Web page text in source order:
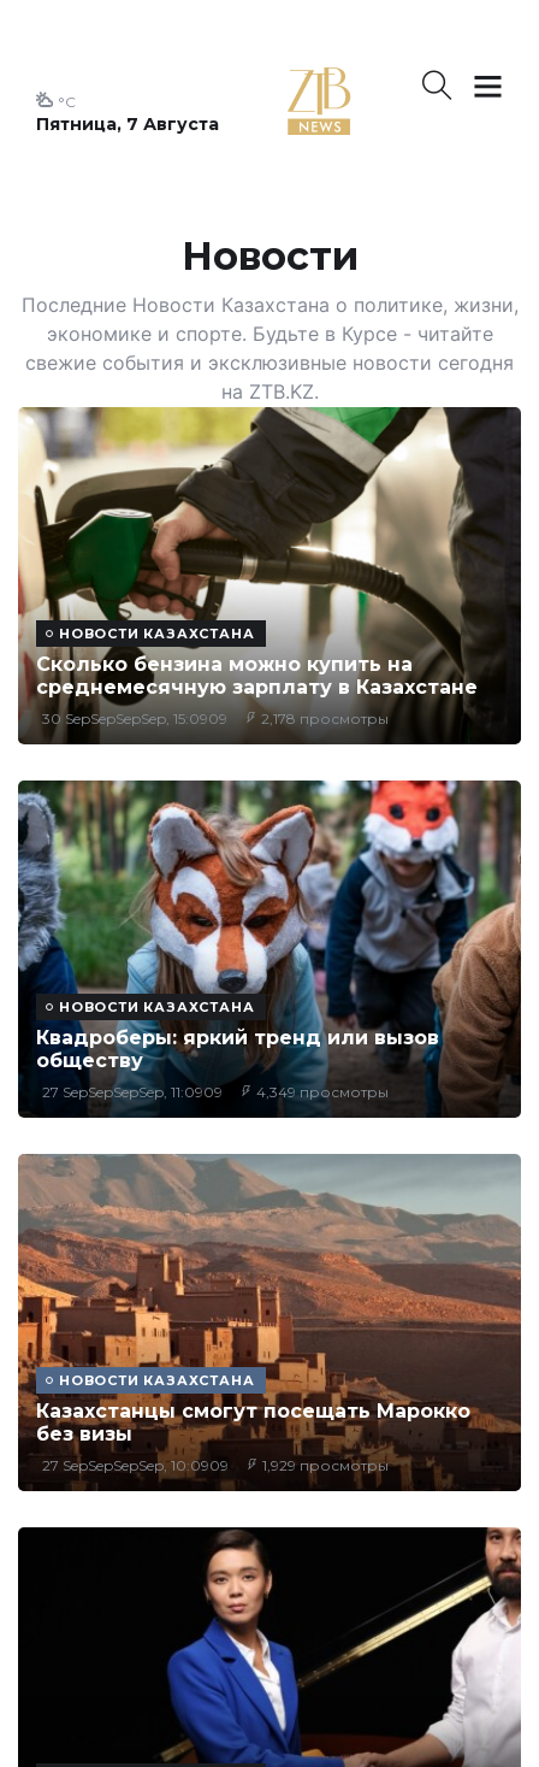
Пятница, 7 Августа
°C
Новости
Последние Новости Казахстана о политике, жизни,
экономике и спорте. Будьте в Курсе - читайте
свежие события и эксклюзивные новости сегодня
на ZTB.KZ.
НОВОСТИ КАЗАХСТАНА
Сколько бензина можно купить на
среднемесячную зарплату в Казахстане
30 SepSepSepSep, 15:0909 2,178 просмотры
НОВОСТИ КАЗАХСТАНА
Квадроберы: яркий тренд или вызов
обществу
27 SepSepSepSep, 11:0909 4,349 просмотры
НОВОСТИ КАЗАХСТАНА
Казахстанцы смогут посещать Марокко
без визы
27 SepSepSepSep, 10:0909 1,929 просмотры